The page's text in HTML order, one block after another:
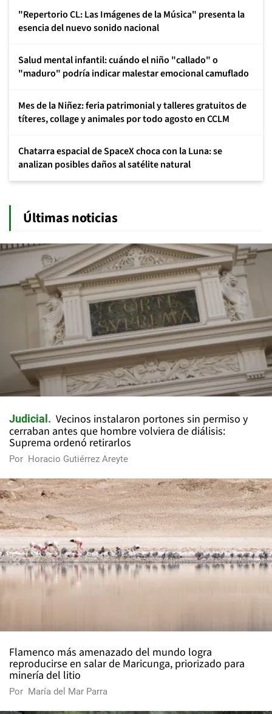
"Repertorio CL: Las Imágenes de la Música" presenta la
esencia del nuevo sonido nacional
Salud mental infantil: cuándo el niño "callado" o
"maduro" podría indicar malestar emocional camuflado
Mes de la Niñez: feria patrimonial y talleres gratuitos de
títeres, collage y animales por todo agosto en CCLM
Chatarra espacial de SpaceX choca con la Luna: se
analizan posibles daños al satélite natural
Últimas noticias
Judicial
Vecinos instalaron portones sin permiso y
cerraban antes que hombre volviera de diálisis:
Suprema ordenó retirarlos
Por Horacio Gutiérrez Areyte
Flamenco más amenazado del mundo logra
reproducirse en salar de Maricunga, priorizado para
minería del litio
Por María del Mar Parra